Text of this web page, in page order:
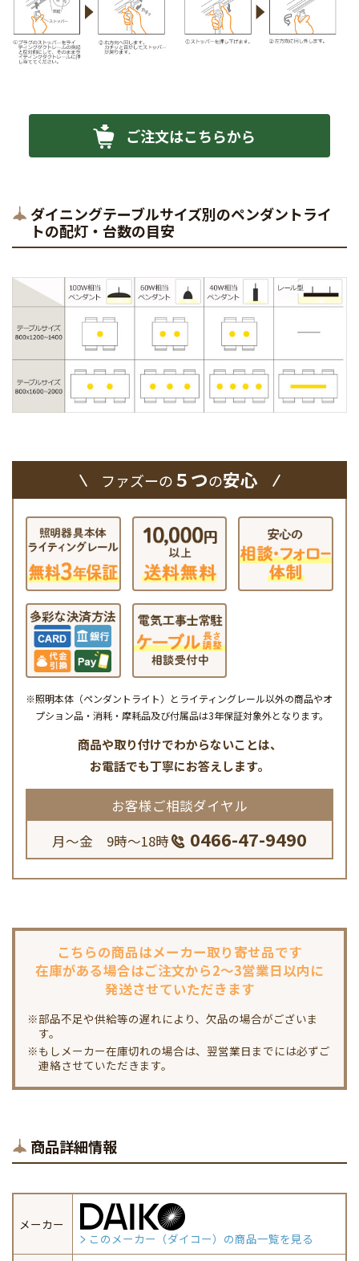
ご注文はこちらから
ダイニングテーブルサイズ別のペンダントライ
トの配灯・台数の目安
ファズーの５つの安心
※照明本体（ペンダントライト）とライティングレール以外の商品やオ
プション品・消耗・摩耗品及び付属品は3年保証対象外となります。
商品や取り付けでわからないことは、
お電話でも丁寧にお答えします。
お客様ご相談ダイヤル
月～金 9時～18時
0466-47-9490
こちらの商品はメーカー取り寄せ品です
在庫がある場合はご注文から2～3営業日以内に
発送させていただきます
※部品不足や供給等の遅れにより、欠品の場合がございま
す。
※もしメーカー在庫切れの場合は、翌営業日までには必ずご
連絡させていただきます。
商品詳細情報
メーカー
このメーカー（ダイコー）の商品一覧を見る